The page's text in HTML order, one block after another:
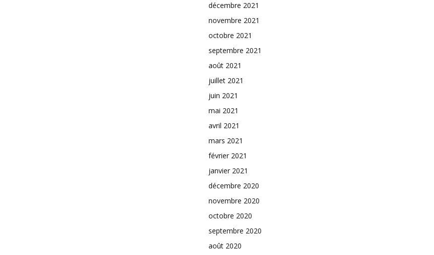
décembre 2021
novembre 2021
octobre 2021
septembre 2021
août 2021
juillet 2021
juin 2021
mai 2021
avril 2021
mars 2021
février 2021
janvier 2021
décembre 2020
novembre 2020
octobre 2020
septembre 2020
août 2020